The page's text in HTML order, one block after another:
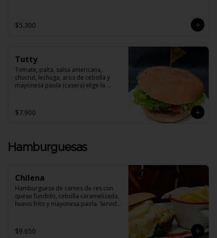
$5.300
Tutty
Tomate, palta, salsa americana,
chucrut, lechuga, aros de cebolla y
mayonesa paola (casera) elige la
$7.900
Hamburguesas
Chilena
Hamburguesa de carnes de res con
queso fundido, cebolla caramelizada,
huevo frito y mayonesa paola. Servida
$9.650